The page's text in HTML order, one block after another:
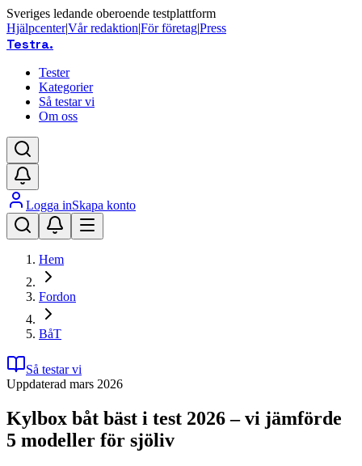
Sveriges ledande oberoende testplattform
Hjälpcenter|Vår redaktion|För företag|Press
Testra.
Tester
Kategorier
Så testar vi
Om oss
Logga inSkapa konto
Hem
Fordon
BåT
Så testar vi
Uppdaterad mars 2026
Kylbox båt bäst i test 2026 – vi jämförde
5 modeller för sjöliv